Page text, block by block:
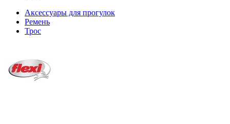
Аксессуары для прогулок
Ремень
Трос